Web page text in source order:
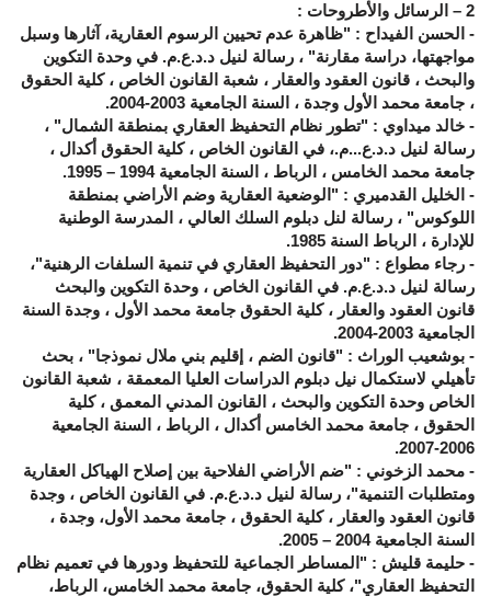
2 – الرسائل والأطروحات :
- الحسن الفيداح : "ظاهرة عدم تحيين الرسوم العقارية، آثارها وسبل
مواجهتها، دراسة مقارنة" ، رسالة لنيل د.د.ع.م. في وحدة التكوين
والبحث ، قانون العقود والعقار ، شعبة القانون الخاص ، كلية الحقوق
، جامعة محمد الأول وجدة ، السنة الجامعية 2003-2004.
- خالد ميداوي : "تطور نظام التحفيظ العقاري بمنطقة الشمال" ،
رسالة لنيل د.د.ع...م.، في القانون الخاص ، كلية الحقوق أكدال ،
جامعة محمد الخامس ، الرباط ، السنة الجامعية 1994 – 1995.
- الخليل القدميري : "الوضعية العقارية وضم الأراضي بمنطقة
اللوكوس" ، رسالة لنل دبلوم السلك العالي ، المدرسة الوطنية
للإدارة ، الرباط السنة 1985.
- رجاء مطواع : "دور التحفيظ العقاري في تنمية السلفات الرهنية"،
رسالة لنيل د.د.ع.م. في القانون الخاص ، وحدة التكوين والبحث
قانون العقود والعقار ، كلية الحقوق جامعة محمد الأول ، وجدة السنة
الجامعية 2003-2004.
- بوشعيب الوراث : "قانون الضم ، إقليم بني ملال نموذجا" ، بحث
تأهيلي لاستكمال نيل دبلوم الدراسات العليا المعمقة ، شعبة القانون
الخاص وحدة التكوين والبحث ، القانون المدني المعمق ، كلية
الحقوق ، جامعة محمد الخامس أكدال ، الرباط ، السنة الجامعية
2006-2007.
- محمد الزخوني : "ضم الأراضي الفلاحية بين إصلاح الهياكل العقارية
ومتطلبات التنمية"، رسالة لنيل د.د.ع.م. في القانون الخاص ، وجدة
قانون العقود والعقار ، كلية الحقوق ، جامعة محمد الأول، وجدة ،
السنة الجامعية 2004 – 2005.
- حليمة قليش : "المساطر الجماعية للتحفيظ ودورها في تعميم نظام
التحفيظ العقاري"، كلية الحقوق، جامعة محمد الخامس، الرباط،